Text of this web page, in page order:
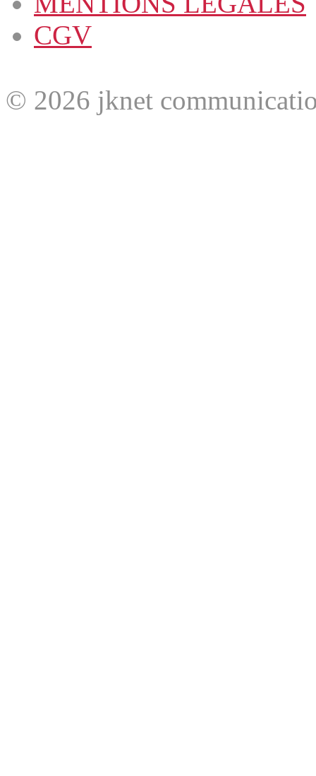
CGV
© 2026 jknet